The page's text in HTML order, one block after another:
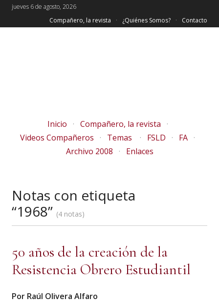
jueves 6 de agosto, 2026
Compañero, la revista
¿Quiénes Somos? Contacto
Inicio
Compañero, la revista
Videos Compañeros
Temas FSLD
FA
Archivo 2008
Enlaces
Notas con etiqueta
“1968”
4 notas
50 años de la creación de la
Resistencia Obrero Estudiantil
Por Raúl Olivera Alfaro